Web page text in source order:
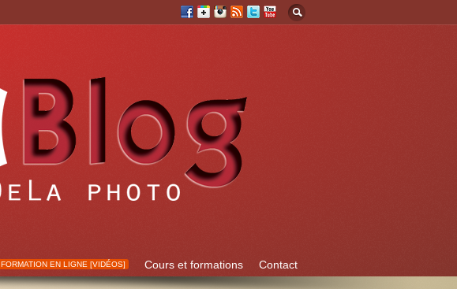
FORMATION EN LIGNE [VIDÉOS] Cours et formations Contact